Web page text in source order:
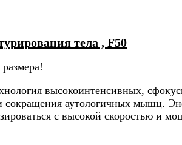
тела , F50
высокоинтенсивных,
аутологичных мышц.
с высокой скоростью и